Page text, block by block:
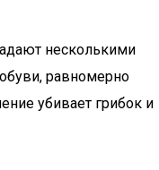
несколькими
равномерно
убивает грибок и